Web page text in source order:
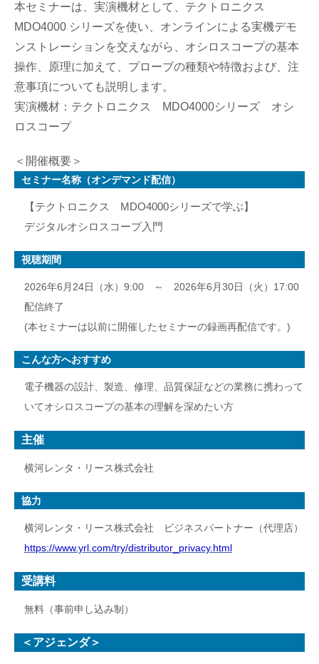
本セミナーは、実演機材として、テクトロニクス
MDO4000 シリーズを使い、オンラインによる実機デモ
ンストレーションを交えながら、オシロスコープの基本
操作、原理に加えて、プローブの種類や特徴および、注
意事項についても説明します。
実演機材：テクトロニクス MDO4000シリーズ オシ
ロスコープ
＜開催概要＞
セミナー名称（オンデマンド配信）
【テクトロニクス MDO4000シリーズで学ぶ】
デジタルオシロスコープ入門
視聴期間
2026年6月24日（水）9:00 ～ 2026年6月30日（火）17:00
配信終了
(本セミナーは以前に開催したセミナーの録画再配信です。)
こんな方へおすすめ
電子機器の設計、製造、修理、品質保証などの業務に携わって
いてオシロスコープの基本の理解を深めたい方
主催
横河レンタ・リース株式会社
協力
横河レンタ・リース株式会社 ビジネスパートナー（代理店）
https://www.yrl.com/try/distributor_privacy.html
受講料
無料（事前申し込み制）
＜アジェンダ＞